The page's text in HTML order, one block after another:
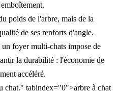
poids de l'arbre, mais de la
de ses renforts d'angle.
foyer multi-chats impose de
la durabilité : l'économie de
accéléré.
chat." tabindex="0">arbre à chat